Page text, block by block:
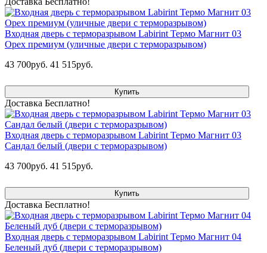
Входная дверь с терморазрывом Labirint Термо Магнит 03
Орех премиум (уличные двери с терморазрывом)
43 700руб. 41 515руб.
Купить
Доставка Бесплатно!
Входная дверь с терморазрывом Labirint Термо Магнит 03
Сандал белый (двери с терморазрывом)
43 700руб. 41 515руб.
Купить
Доставка Бесплатно!
Входная дверь с терморазрывом Labirint Термо Магнит 04
Беленый дуб (двери с терморазрывом)